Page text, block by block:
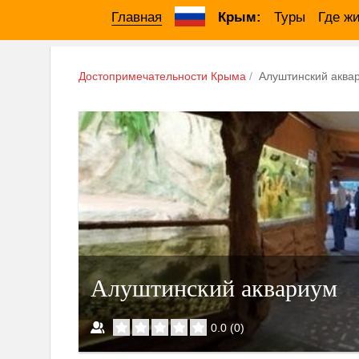
Главная Крым: Туры Где
Достопримечательности Крыма Алуштинский
Алуштинский аквариум
0.0 (0)